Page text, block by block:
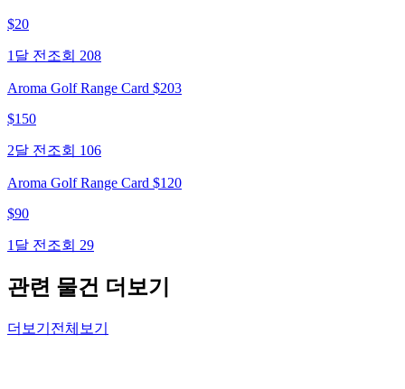
$20
1달 전 조회 208
Aroma Golf Range Card $203
$150
2달 전 조회 106
Aroma Golf Range Card $120
$90
1달 전 조회 29
관련 물건 더보기
더보기 전체보기